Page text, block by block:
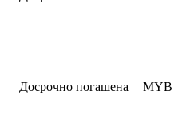
Досрочно погашена